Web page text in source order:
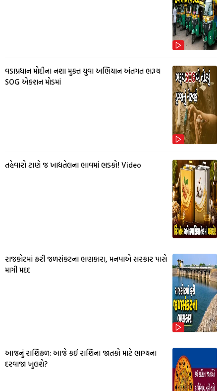
વડાપ્રધાન મોદીના નશા મુક્ત યુવા અભિયાન અંતગત ભરૂચ
SOG એક્શન મોડમાં
તહેવારો ટાણે જ ખાદ્યતેલના ભાવમાં ભડકો! Video
રાજકોટમાં ફરી જળસંકટના ભણકારા, મનપાએ સરકાર પાસે
માગી મદદ
આજનું રાશિફળ: આજે કઈ રાશિના જાતકો માટે ભાગ્યના
દરવાજા ખુલશે?